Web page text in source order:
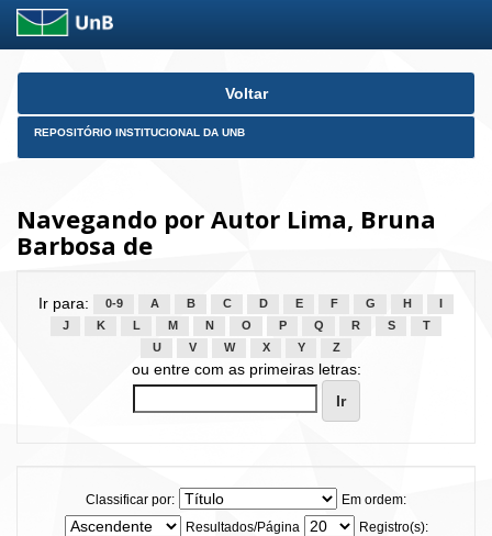
Skip
Voltar
REPOSITÓRIO INSTITUCIONAL DA UNB
Navegando por Autor Lima, Bruna
Barbosa de
Ir para: 0-9 A B C D E F G H
J
K L M N O P Q R S
T
U
V W X Y Z
ou entre com as primeiras letras:
Classificar por:
Em ordem:
Resultados/Página
Registro(s):